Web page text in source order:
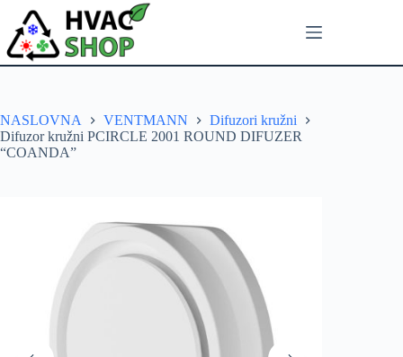
NASLOVNA VENTMANN
Difuzori kružni
Difuzor kružni PCIRCLE 2001 ROUND DIFUZER
“COANDA”